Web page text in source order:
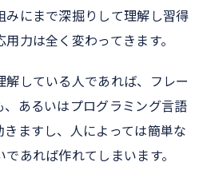
みにまで深掘りして理解し習得
力は全く変わってきます。
解している人であれば、フレー
、あるいはプログラミング言語
ますし、人によっては簡単な
あれば作れてしまいます。